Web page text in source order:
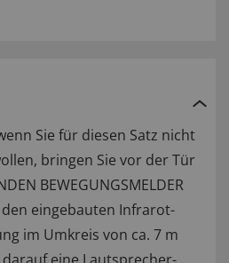
Sie für diesen Satz nicht
bringen Sie vor der Tür
BEWEGUNGSMELDER
eingebauten Infrarot-
im Umkreis von ca. 7 m